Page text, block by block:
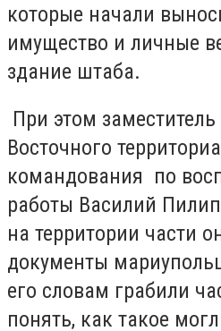
которые начали
имущество и личные
здание штаба.
При этом
Восточного
командования по
работы Василий
на территории части
документы
его словам грабили
понять, как такое